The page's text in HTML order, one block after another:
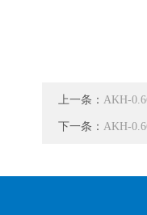
上一条： AKH-
下一条： AKH-